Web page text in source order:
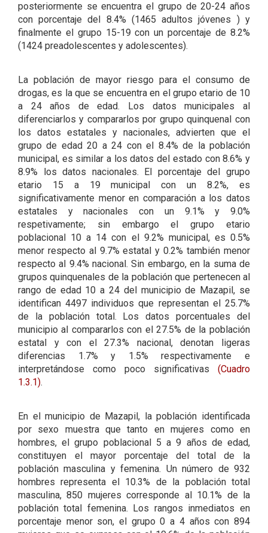
posteriormente se encuentra el grupo de 20-24 años
con porcentaje del 8.4% (1465 adultos jóvenes ) y
finalmente el grupo 15-19 con un porcentaje de 8.2%
(1424 preadolescentes y adolescentes).
La población de mayor riesgo para el consumo de
drogas, es la que se encuentra en el grupo etario de 10
a 24 años de edad. Los datos municipales al
diferenciarlos y compararlos por grupo quinquenal con
los datos estatales y nacionales, advierten que el
grupo de edad 20 a 24 con el 8.4% de la población
municipal, es similar a los datos del estado con 8.6% y
8.9% los datos nacionales. El porcentaje del grupo
etario 15 a 19 municipal con un 8.2%, es
significativamente menor en comparación a los datos
estatales y nacionales con un 9.1% y 9.0%
respetivamente; sin embargo el grupo etario
poblacional 10 a 14 con el 9.2% municipal, es 0.5%
menor respecto al 9.7% estatal y 0.2% también menor
respecto al 9.4% nacional. Sin embargo, en la suma de
grupos quinquenales de la población que pertenecen al
rango de edad 10 a 24 del municipio de Mazapil, se
identifican 4497 individuos que representan el 25.7%
de la población total. Los datos porcentuales del
municipio al compararlos con el 27.5% de la población
estatal y con el 27.3% nacional, denotan ligeras
diferencias 1.7% y 1.5% respectivamente e
interpretándose como poco significativas (Cuadro
1.3.1).
En el municipio de Mazapil, la población identificada
por sexo muestra que tanto en mujeres como en
hombres, el grupo poblacional 5 a 9 años de edad,
constituyen el mayor porcentaje del total de la
población masculina y femenina. Un número de 932
hombres representa el 10.3% de la población total
masculina, 850 mujeres corresponde al 10.1% de la
población total femenina. Los rangos inmediatos en
porcentaje menor son, el grupo 0 a 4 años con 894